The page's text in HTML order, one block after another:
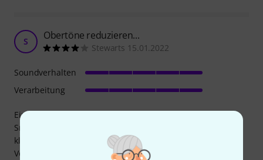
S Obertöne reduzieren...
Stewarts 15.01.2022
Eine gute Alternative für mich.Man kann den Klang der
Snare und auch der Tom's verändern mit dem zurück
klappen der Damper.
Voraussetzung ist natürlich immer ein gutes stimmen der
Soundverhalten
Verarbeitung